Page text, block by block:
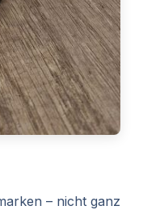
– nicht ganz